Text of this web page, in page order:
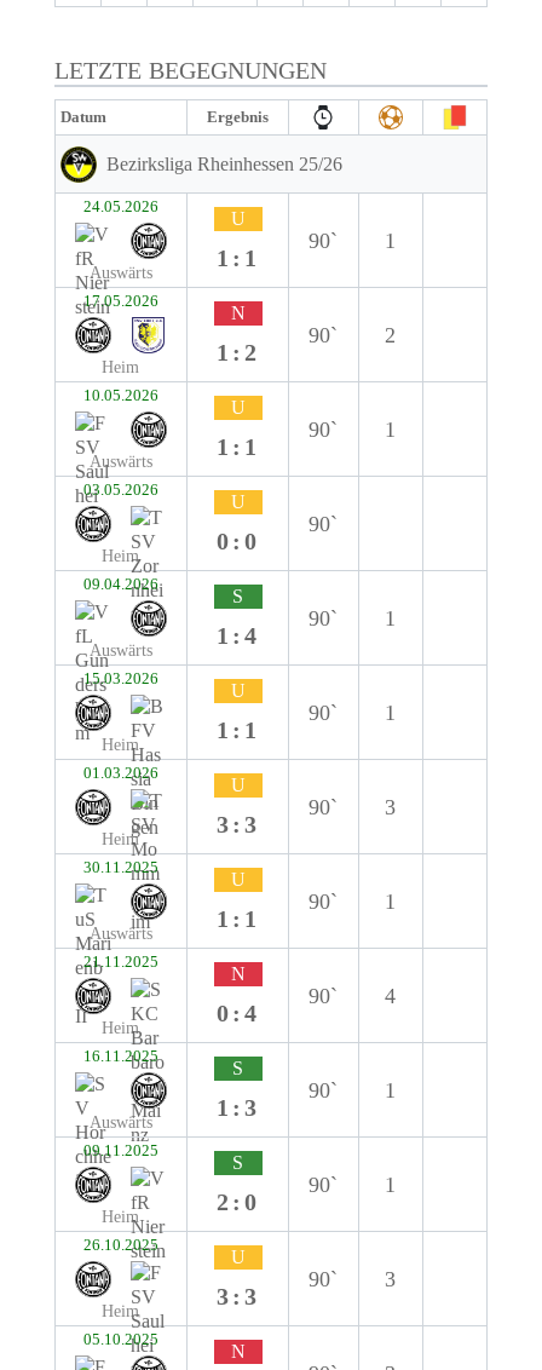
LETZTE BEGEGNUNGEN
Datum Ergebnis
Bezirksliga Rheinhessen 25/26
24.05.2026
Auswärts
U
1:1
90` 1
17.05.2026
Heim
N
1:2
90` 2
10.05.2026
Auswärts
U
1:1
90` 1
03.05.2026
Heim
U
0:0
90`
09.04.2026
Auswärts
S
1:4
90` 1
15.03.2026
Heim
U
1:1
90` 1
01.03.2026
Heim
U
3:3
90` 3
30.11.2025
Auswärts
U
1:1
90` 1
21.11.2025
Heim
N
0:4
90` 4
16.11.2025
Auswärts
S
1:3
90` 1
09.11.2025
Heim
S
2:0
90` 1
26.10.2025
Heim
U
3:3
90` 3
05.10.2025
N